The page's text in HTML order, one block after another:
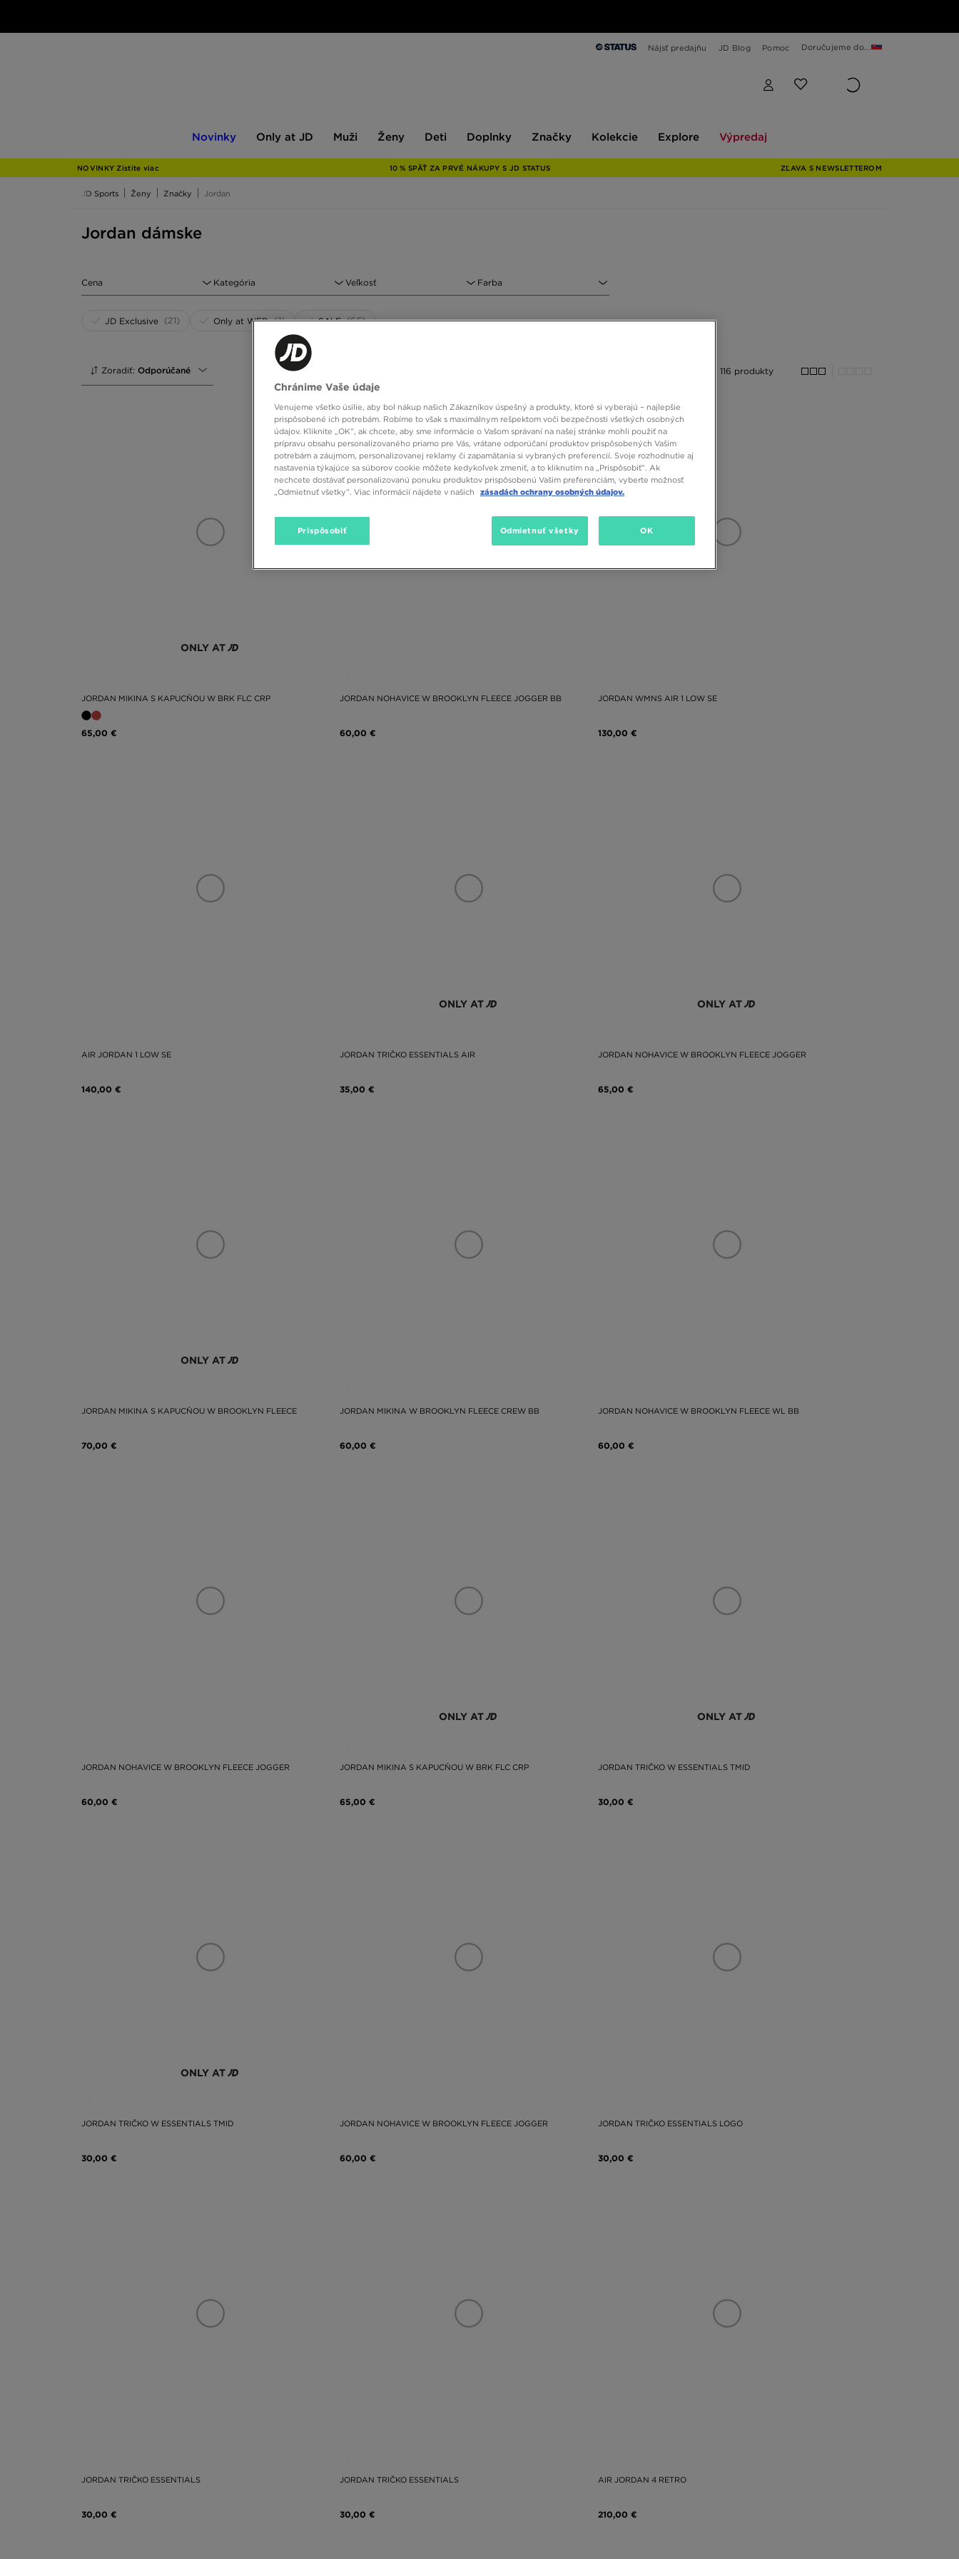
Nájsť predajňu JD Blog Pomoc Doručujeme do...
Novinky
JD
Only at JD Muži Ženy Deti Doplnky Značky Kolekcie Explore Výpredaj
NOVINKY Zistite viac 10 % SPÄŤ ZA PRVÉ NÁKUPY S JD STATUS ZĽAVA S NEWSLETTEROM
JD Sports Ženy Značky Jordan
Jordan dámske
Cena Kategória Veľkosť Farba
JD Exclusive (21) Only at WEB (1) SALE (65)
Zoradiť: Odporúčané 116 produkty
ONLY AT
JORDAN MIKINA S KAPUCŇOU W BRK FLC CRP
65,00 €
JORDAN NOHAVICE W BROOKLYN FLEECE JOGGER BB
60,00 €
JORDAN WMNS AIR 1 LOW SE
130,00 €
AIR JORDAN 1 LOW SE
140,00 €
ONLY AT
JORDAN TRIČKO ESSENTIALS AIR
35,00 €
ONLY AT
JORDAN NOHAVICE W BROOKLYN FLEECE JOGGER
65,00 €
ONLY AT
JORDAN MIKINA S KAPUCŇOU W BROOKLYN FLEECE
70,00 €
JORDAN MIKINA W BROOKLYN FLEECE CREW BB
60,00 €
JORDAN NOHAVICE W BROOKLYN FLEECE WL BB
60,00 €
JORDAN NOHAVICE W BROOKLYN FLEECE JOGGER
60,00 €
ONLY AT
JORDAN MIKINA S KAPUCŇOU W BRK FLC CRP
65,00 €
ONLY AT
JORDAN TRIČKO W ESSENTIALS TMID
30,00 €
ONLY AT
JORDAN TRIČKO W ESSENTIALS TMID
30,00 €
JORDAN NOHAVICE W BROOKLYN FLEECE JOGGER
60,00 €
JORDAN TRIČKO ESSENTIALS LOGO
30,00 €
JORDAN TRIČKO ESSENTIALS
30,00 €
JORDAN TRIČKO ESSENTIALS
30,00 €
AIR JORDAN 4 RETRO
210,00 €
Chránime Vaše údaje
Venujeme všetko úsilie, aby bol nákup našich Zákazníkov úspešný a produkty, ktoré si vyberajú – najlepšie
prispôsobené ich potrebám. Robíme to však s maximálnym rešpektom voči bezpečnosti všetkých osobných
údajov. Kliknite „OK”, ak chcete, aby sme informácie o Vašom správaní na našej stránke mohli použiť na
prípravu obsahu personalizovaného priamo pre Vás, vrátane odporúčaní produktov prispôsobených Vašim
potrebám a záujmom, personalizovanej reklamy či zapamätania si vybraných preferencií. Svoje rozhodnutie aj
nastavenia týkajúce sa súborov cookie môžete kedykoľvek zmeniť, a to kliknutím na „Prispôsobiť”. Ak
nechcete dostávať personalizovanú ponuku produktov prispôsobenú Vašim preferenciám, vyberte možnosť
„Odmietnuť všetky”. Viac informácií nájdete v našich
zásadách ochrany osobných údajov.
Prispôsobiť Odmietnuť všetky OK